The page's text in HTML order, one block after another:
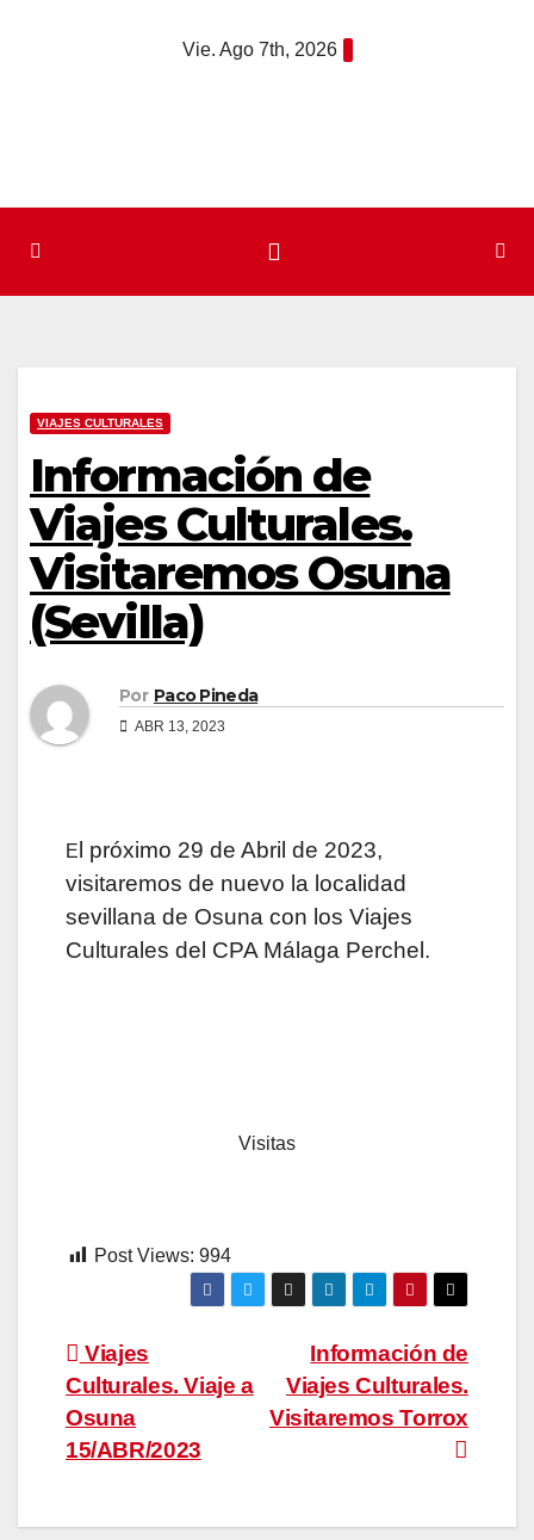
Vie. Ago 7th, 2026
VIAJES CULTURALES
Información de
Viajes Culturales.
Visitaremos Osuna
(Sevilla)
Por Paco Pineda
ABR 13, 2023
E
l próximo 29 de Abril de 2023,
visitaremos de nuevo la localidad
sevillana de Osuna con los Viajes
Culturales del CPA Málaga Perchel.
Visitas
Post Views: 994
Navegación
de
entradas
Información de
Viajes Culturales.
Visitaremos Torrox
Viajes
Culturales. Viaje a
Osuna
15/ABR/2023